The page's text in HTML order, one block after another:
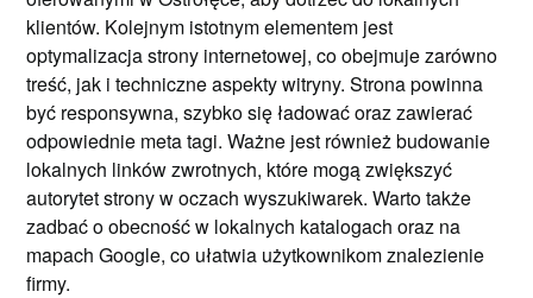
klientów. Kolejnym istotnym elementem jest
optymalizacja strony internetowej, co obejmuje zarówno
treść, jak i techniczne aspekty witryny. Strona powinna
być responsywna, szybko się ładować oraz zawierać
odpowiednie meta tagi. Ważne jest również budowanie
lokalnych linków zwrotnych, które mogą zwiększyć
autorytet strony w oczach wyszukiwarek. Warto także
zadbać o obecność w lokalnych katalogach oraz na
mapach Google, co ułatwia użytkownikom znalezienie
firmy.